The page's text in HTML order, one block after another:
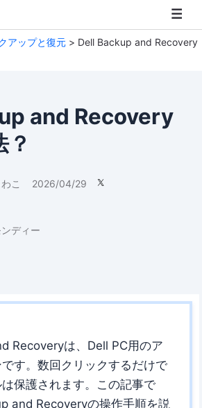
アップと復元 > Dell Backup and Recovery
and Recovery
こ 2026/04/29 
ディー
Recoveryは、Dell PC用のア
す。数回クリックするだけで
保護されます。この記事で
and Recoveryの操作手順を説